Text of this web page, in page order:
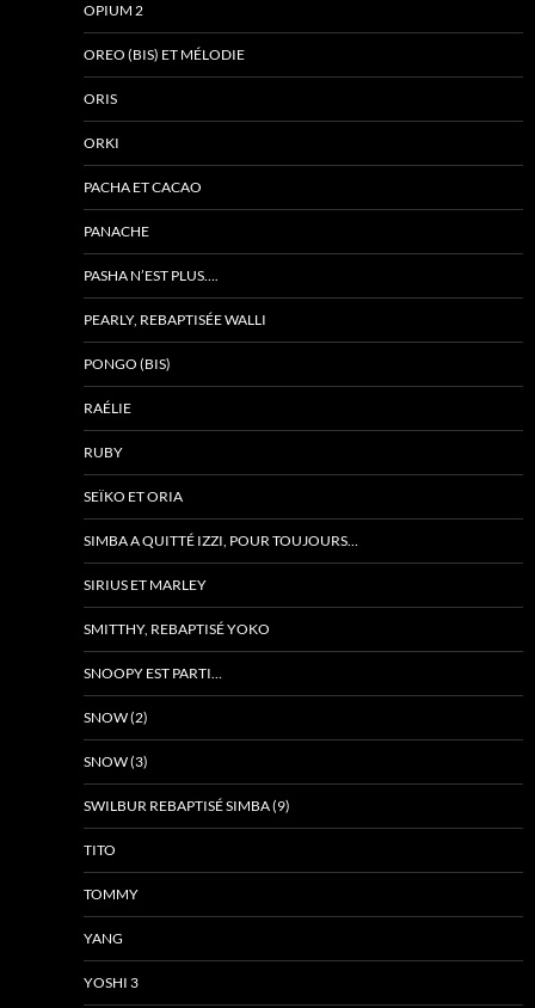
OPIUM 2
OREO (BIS) ET MÉLODIE
ORIS
ORKI
PACHA ET CACAO
PANACHE
PASHA N’EST PLUS….
PEARLY, REBAPTISÉE WALLI
PONGO (BIS)
RAÉLIE
RUBY
SEÏKO ET ORIA
SIMBA A QUITTÉ IZZI, POUR TOUJOURS…
SIRIUS ET MARLEY
SMITTHY, REBAPTISÉ YOKO
SNOOPY EST PARTI…
SNOW (2)
SNOW (3)
SWILBUR REBAPTISÉ SIMBA (9)
TITO
TOMMY
YANG
YOSHI 3